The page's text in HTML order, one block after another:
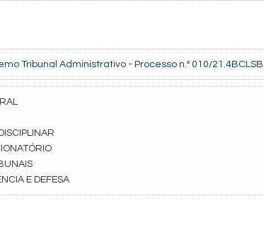
Tribunal Administrativo - Processo n.º 010/21.4BCLSB
E DEFESA